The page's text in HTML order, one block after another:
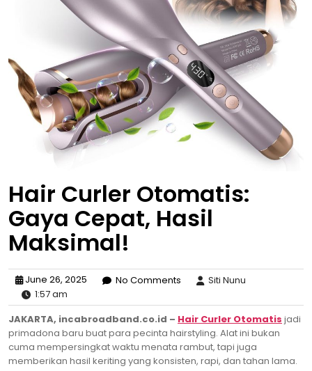
Hair Curler Otomatis:
Gaya Cepat, Hasil
Maksimal!
June 26, 2025 No Comments
Siti Nunu
1:57 am
JAKARTA, incabroadband.co.id – Hair Curler Otomatis jadi
primadona baru buat para pecinta hairstyling. Alat ini bukan
cuma mempersingkat waktu menata rambut, tapi juga
memberikan hasil keriting yang konsisten, rapi, dan tahan lama.